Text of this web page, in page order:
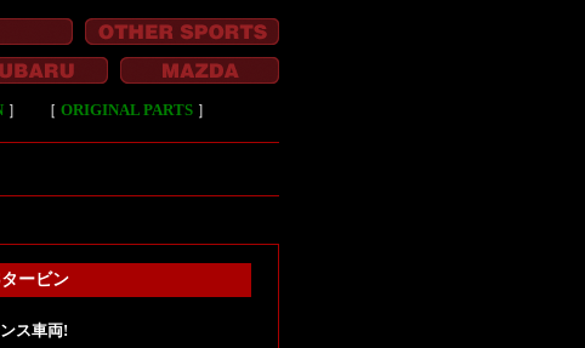
］ ［ ORIGINAL PARTS］
ービン
ス車両!